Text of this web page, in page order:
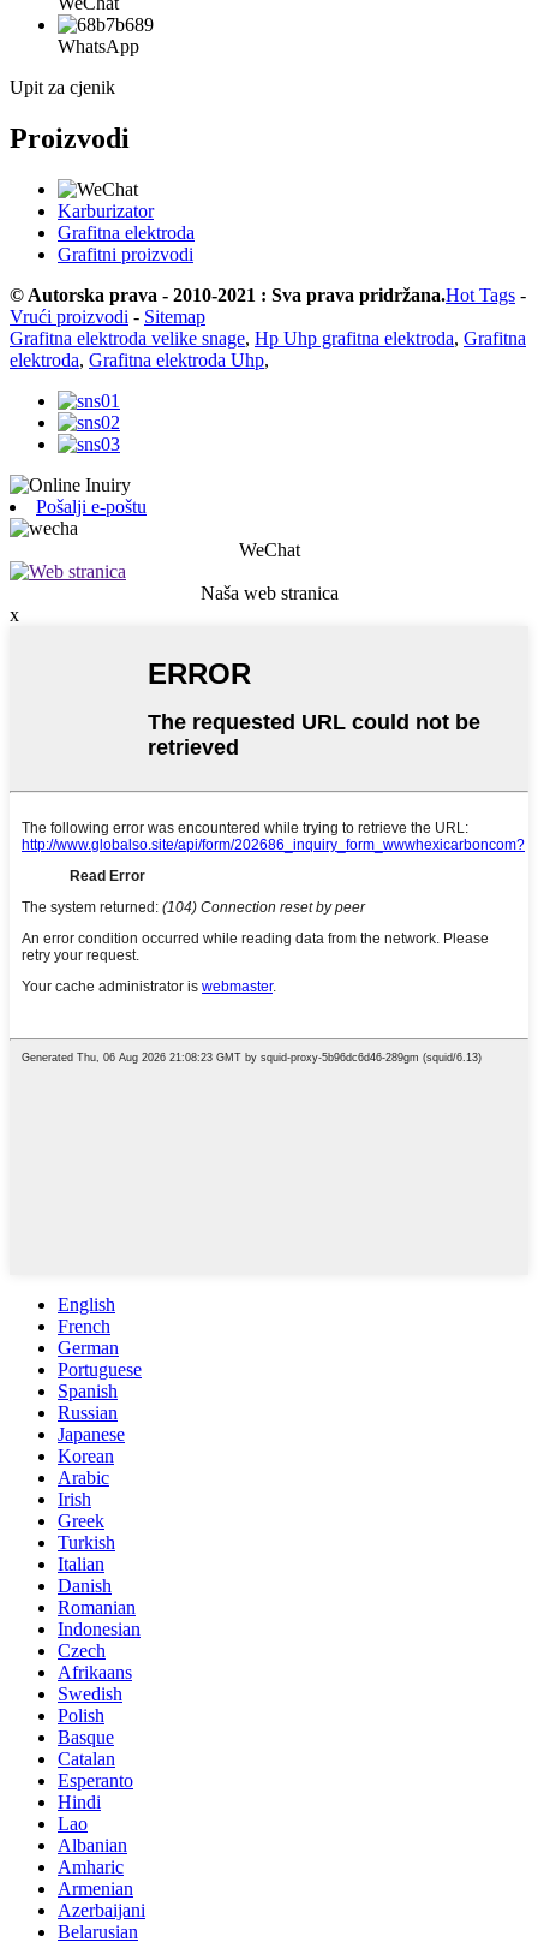
WhatsApp
Upit za cjenik
Proizvodi
Karburizator
Grafitna elektroda
Grafitni proizvodi
© Autorska prava - 2010-2021 : Sva prava pridržana.Hot Tags -
Vrući proizvodi - Sitemap
Grafitna elektroda velike snage, Hp Uhp grafitna elektroda, Grafitna
elektroda, Grafitna elektroda Uhp,
Pošalji e-poštu
WeChat
Naša web stranica
x
English
French
German
Portuguese
Spanish
Russian
Japanese
Korean
Arabic
Irish
Greek
Turkish
Italian
Danish
Romanian
Indonesian
Czech
Afrikaans
Swedish
Polish
Basque
Catalan
Esperanto
Hindi
Lao
Albanian
Amharic
Armenian
Azerbaijani
Belarusian